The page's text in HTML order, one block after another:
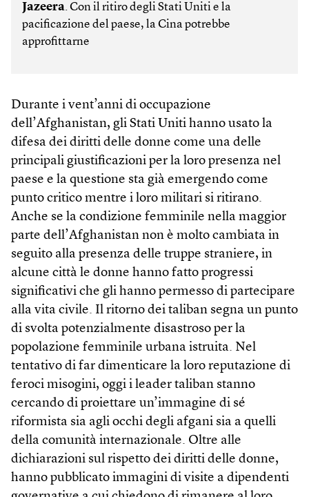
Jazeera. Con il ritiro degli Stati Uniti e la
pacificazione del paese, la Cina potrebbe
approfittarne
Durante i vent’anni di occupazione
dell’Afghanistan, gli Stati Uniti hanno usato la
difesa dei diritti delle donne come una delle
principali giustificazioni per la loro presenza nel
paese e la questione sta già emergendo come
punto critico mentre i loro militari si ritirano.
Anche se la condizione femminile nella maggior
parte dell’Afghanistan non è molto cambiata in
seguito alla presenza delle truppe straniere, in
alcune città le donne hanno fatto progressi
significativi che gli hanno permesso di partecipare
alla vita civile. Il ritorno dei taliban segna un punto
di svolta potenzialmente disastroso per la
popolazione femminile urbana istruita. Nel
tentativo di far dimenticare la loro reputazione di
feroci misogini, oggi i leader taliban stanno
cercando di proiettare un’immagine di sé
riformista sia agli occhi degli afgani sia a quelli
della comunità internazionale. Oltre alle
dichiarazioni sul rispetto dei diritti delle donne,
hanno pubblicato immagini di visite a dipendenti